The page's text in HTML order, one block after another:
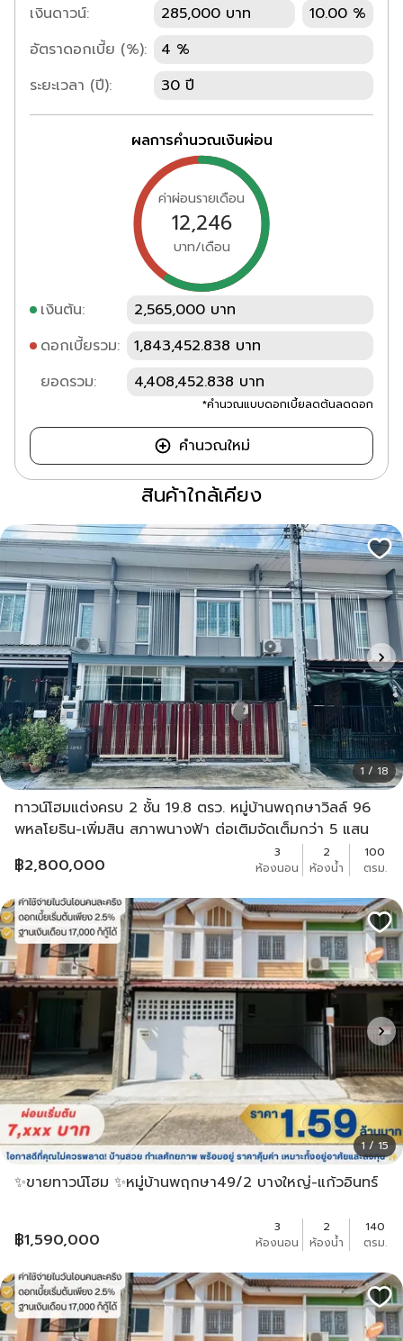
เงินดาวน์: 285,000 บาท
10.00 %
อัตราดอกเบี้ย (%):
4 %
ระยะเวลา (ปี):
30 ปี
ผลการคำนวณเงินผ่อน
ค่าผ่อนรายเดือน
12,246
บาท/เดือน
เงินต้น:
2,565,000 บาท
ดอกเบี้ยรวม:
1,843,452.838 บาท
ยอดรวม:
4,408,452.838 บาท
*คำนวณแบบดอกเบี้ยลดต้นลดดอก
คำนวณใหม่
สินค้าใกล้เคียง
1 / 18
ทาวน์โฮมแต่งครบ 2 ชั้น 19.8 ตรว. หมู่บ้านพฤกษาวิลล์ 96
พหลโยธิน-เพิ่มสิน สภาพนางฟ้า ต่อเติมจัดเต็มกว่า 5 แสน
฿2,800,000
3
ห้องนอน
2
ห้องน้ำ
100
ตรม.
1 / 15
✨ขายทาวน์โฮม ✨หมู่บ้านพฤกษา49/2 บางใหญ่-แก้วอินทร์
฿1,590,000
3
ห้องนอน
2
ห้องน้ำ
140
ตรม.